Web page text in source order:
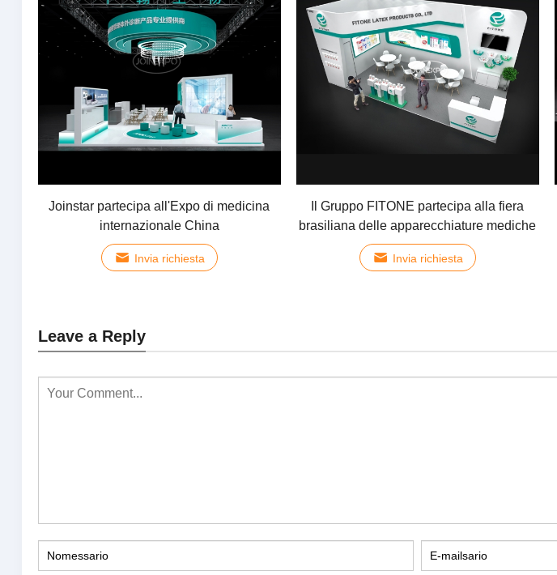
Joinstar partecipa all'Expo di medicina
internazionale China
Invia richiesta
Il Gruppo FITONE partecipa alla fiera
brasiliana delle apparecchiature mediche
Invia richiesta
Leave a Reply